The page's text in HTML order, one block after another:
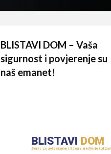
BLISTAVI DOM – Vaša
sigurnost i povjerenje su
naš emanet!